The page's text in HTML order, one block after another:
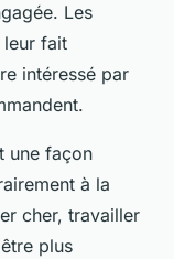
Les
leur fait
intéressé par
une façon
à la
cher, travailler
plus